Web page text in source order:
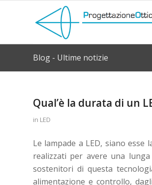
Blog - Ultime notizie
Qual’è la durata di un
in LED
Le lampade a LED, siano
realizzati per avere una
sostenitori di questa
alimentazione e controllo,